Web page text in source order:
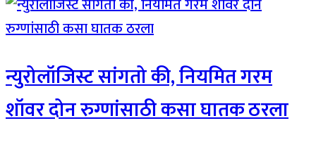
न्युरोलॉजिस्ट सांगतो की, नियमित गरम
शॉवर दोन रुग्णांसाठी कसा घातक ठरला